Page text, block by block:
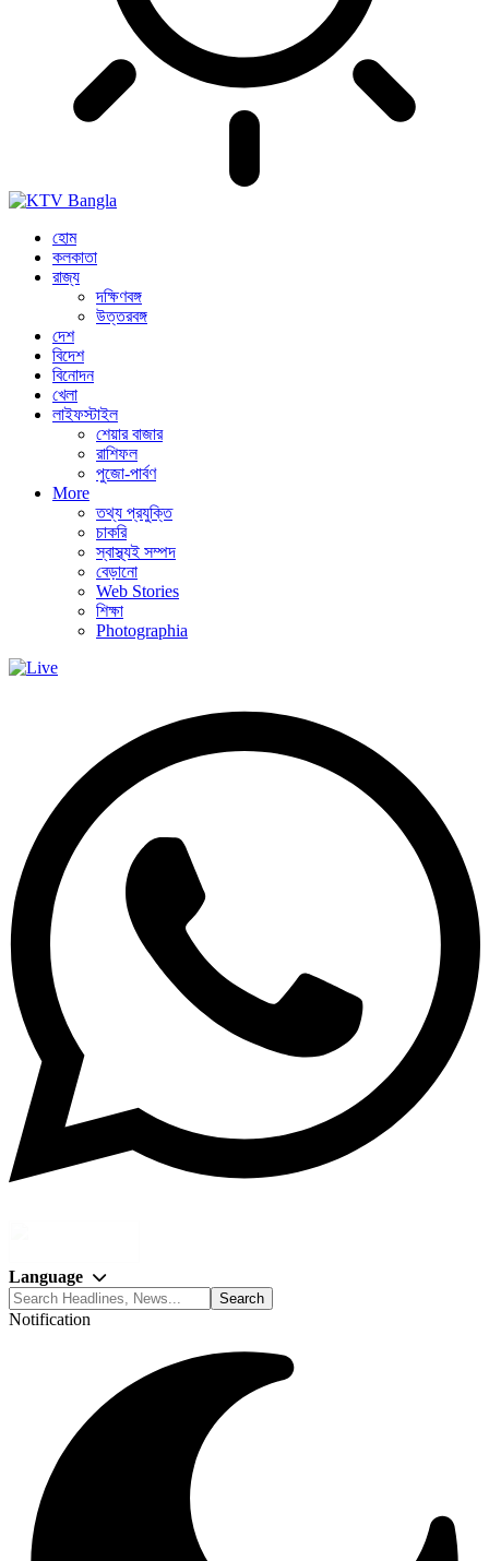
হোম
কলকাতা
রাজ্য
দক্ষিণবঙ্গ
উত্তরবঙ্গ
দেশ
বিদেশ
বিনোদন
খেলা
লাইফস্টাইল
শেয়ার বাজার
রাশিফল
পুজো-পার্বণ
More
তথ্য প্রযুক্তি
চাকরি
স্বাস্থ্যই সম্পদ
বেড়ানো
Web Stories
শিক্ষা
Photographia
Language
Notification